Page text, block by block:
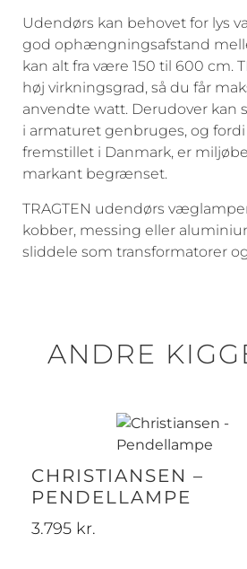
Udendørs kan behovet for lys
god ophængningsafstand
kan alt fra være 150 til 600 cm.
høj virkningsgrad, så du får
anvendte watt. Derudover kan
i armaturet genbruges, og
fremstillet i Danmark, er
markant begrænset.
TRAGTEN udendørs
kobber, messing eller
sliddele som transformatorer
ANDRE
CHRISTIANSEN –
PENDELLAMPE
3.795 kr.